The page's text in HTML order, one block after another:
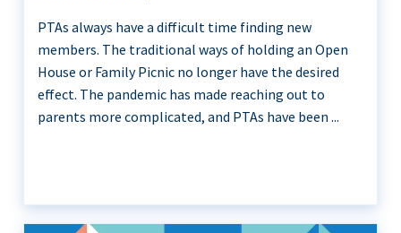
PTAs always have a difficult time finding new
members. The traditional ways of holding an Open
House or Family Picnic no longer have the desired
effect. The pandemic has made reaching out to
parents more complicated, and PTAs have been ...